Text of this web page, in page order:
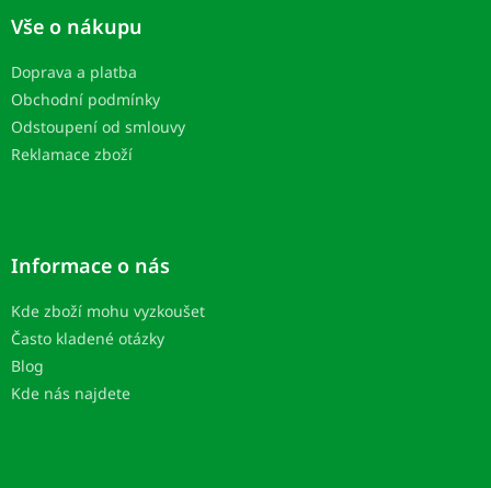
Vše o nákupu
Doprava a platba
Obchodní podmínky
Odstoupení od smlouvy
Reklamace zboží
Informace o nás
Kde zboží mohu vyzkoušet
Často kladené otázky
Blog
Kde nás najdete